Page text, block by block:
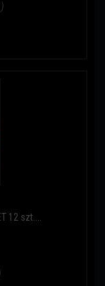
12 szt....